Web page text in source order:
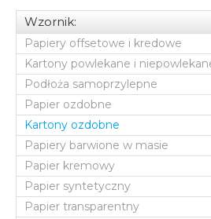
Wzornik:
Papiery offsetowe i kredowe
Kartony powlekane i
Podłoża samoprzylepne
Papier ozdobne
Kartony ozdobne
Papiery barwione w masie
Papier kremowy
Papier syntetyczny
Papier transparentny